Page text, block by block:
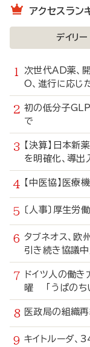
アクセスラン
デイリー
次世代AD薬、
O、進行に応じ
初の低分子
で
【決算】日本
を明確化、導出
【中医協】医
〔人事〕厚生
タブネオス、
引き続き協議中
ドイツ人の働
曜 「うぱのち
医政局の組織
キイトルーダ